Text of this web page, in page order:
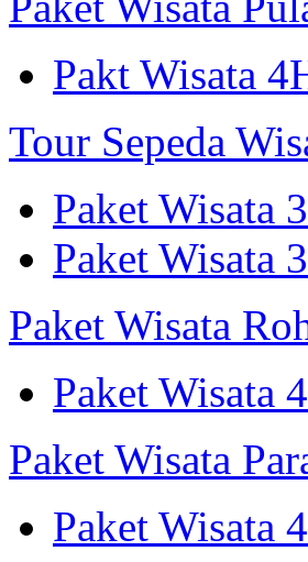
Pakt Wisata
Tour Sepeda
Paket Wisata
Paket Wisata
Paket Wisata
Paket Wisata
Paket Wisata
Paket Wisata